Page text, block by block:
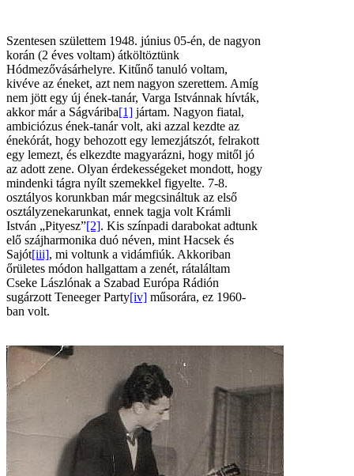
Szentesen születtem 1948. június 05-én, de nagyon
korán (2 éves voltam) átköltöztünk
Hódmezővásárhelyre. Kitűnő tanuló voltam,
kivéve az éneket, azt nem nagyon szerettem. Amíg
nem jött egy új ének-tanár, Varga Istvánnak hívták,
akkor már a Ságváriba[1] jártam. Nagyon fiatal,
ambiciózus ének-tanár volt, aki azzal kezdte az
énekórát, hogy behozott egy lemezjátszót, felrakott
egy lemezt, és elkezdte magyarázni, hogy mitől jó
az adott zene. Olyan érdekességeket mondott, hogy
mindenki tágra nyílt szemekkel figyelte. 7-8.
osztályos korunkban már megcsináltuk az első
osztályzenekarunkat, ennek tagja volt Krámli
István „Pityesz”[2]. Kis színpadi darabokat adtunk
elő szájharmonika duó néven, mint Hacsek és
Sajót[iii], mi voltunk a vidámfiúk. Akkoriban
őrületes módon hallgattam a zenét, rátaláltam
Cseke Lászlónak a Szabad Európa Rádión
sugárzott Teneeger Party[iv] műsorára, ez 1960-
ban volt.